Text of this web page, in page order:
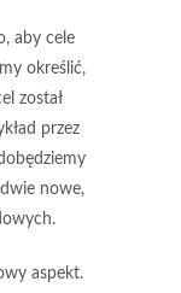
aby cele
określić,
został
przez
nowe,
aspekt.